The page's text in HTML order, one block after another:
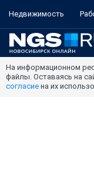
Недвижимость
На информационном
файлы. Оставаясь на
согласие на их